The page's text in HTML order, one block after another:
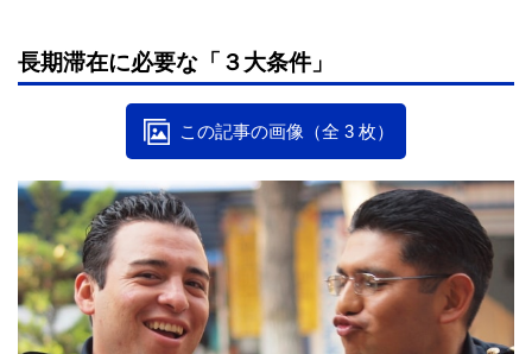
長期滞在に必要な「３大条件」
この記事の画像（全 3 枚）